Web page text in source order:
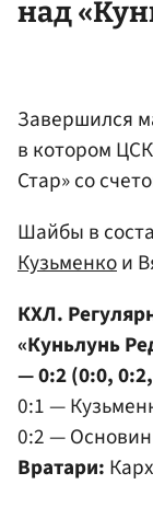
над
Завершился
в котором
Стар» со
Шайбы в
Кузьменкои
КХЛ.
«Куньлунь
— 0:2 (0:0,
0:1 —
0:2 —
Вратари: